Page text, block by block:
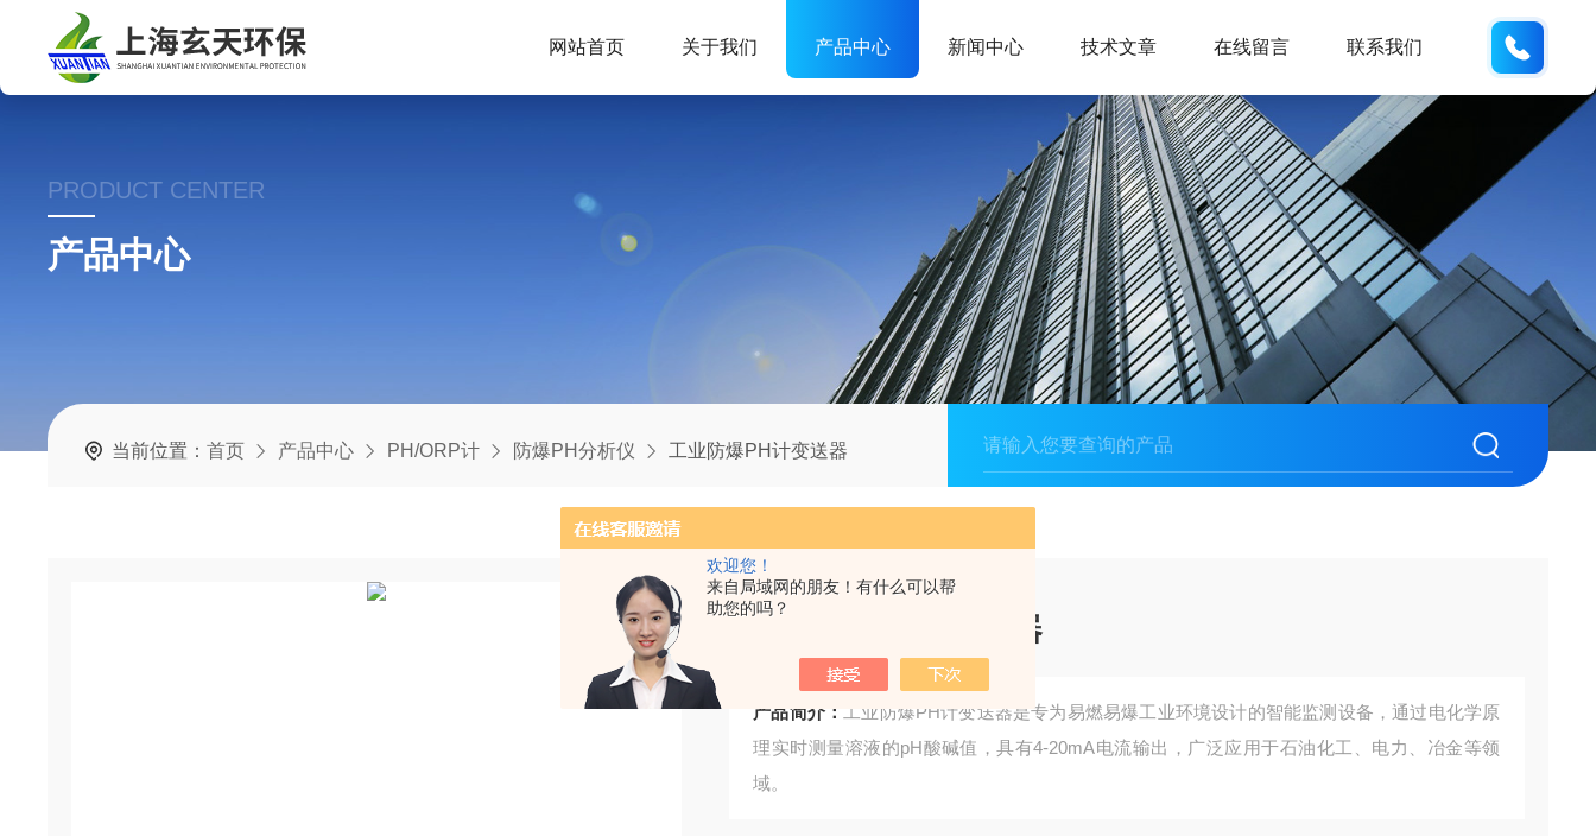
欢迎您！
来自局域网的朋友！有什么可以帮
助您的吗？
网站首页 关于我们 产品中心 新闻中心 技术文章 在线留言 联系我们
PRODUCT CENTER
产品中心
当前位置：首页 产品中心 PH/ORP计 防爆PH分析仪 工业防爆PH计变送器
工业防爆PH计变送器
产品简介：
工业防爆PH计变送器是专为易燃易爆工业环境设计的智能监测设备，通过电化学原
理实时测量溶液的pH酸碱值，具有4-20mA电流输出，广泛应用于石油化工、电力、冶金等领
域。